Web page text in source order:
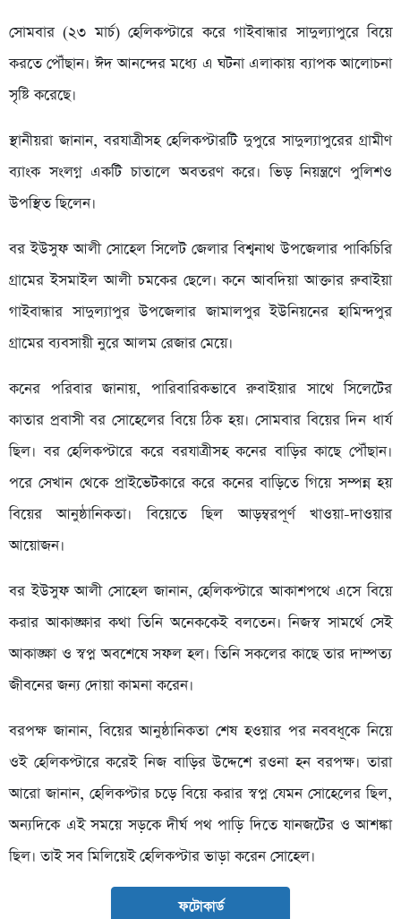
সোমবার (২৩ মার্চ) হেলিকপ্টারে করে গাইবান্ধার সাদুল্যাপুরে বিয়ে
করতে পৌঁছান। ঈদ আনন্দের মধ্যে এ ঘটনা এলাকায় ব্যাপক আলোচনা
সৃষ্টি করেছে।
স্থানীয়রা জানান, বরযাত্রীসহ হেলিকপ্টারটি দুপুরে সাদুল্যাপুরের গ্রামীণ
ব্যাংক সংলগ্ন একটি চাতালে অবতরণ করে। ভিড় নিয়ন্ত্রণে পুলিশও
উপস্থিত ছিলেন।
বর ইউসুফ আলী সোহেল সিলেট জেলার বিশ্বনাথ উপজেলার পাকিচিরি
গ্রামের ইসমাইল আলী চমকের ছেলে। কনে আবদিয়া আক্তার রুবাইয়া
গাইবান্ধার সাদুল্যাপুর উপজেলার জামালপুর ইউনিয়নের হামিন্দপুর
গ্রামের ব্যবসায়ী নুরে আলম রেজার মেয়ে।
কনের পরিবার জানায়, পারিবারিকভাবে রুবাইয়ার সাথে সিলেটের
কাতার প্রবাসী বর সোহেলের বিয়ে ঠিক হয়। সোমবার বিয়ের দিন ধার্য
ছিল। বর হেলিকপ্টারে করে বরযাত্রীসহ কনের বাড়ির কাছে পৌঁছান।
পরে সেখান থেকে প্রাইভেটকারে করে কনের বাড়িতে গিয়ে সম্পন্ন হয়
বিয়ের আনুষ্ঠানিকতা। বিয়েতে ছিল আড়ম্বরপূর্ণ খাওয়া-দাওয়ার
আয়োজন।
বর ইউসুফ আলী সোহেল জানান, হেলিকপ্টারে আকাশপথে এসে বিয়ে
করার আকাঙ্ক্ষার কথা তিনি অনেককেই বলতেন। নিজস্ব সামর্থে সেই
আকাঙ্ক্ষা ও স্বপ্ন অবশেষে সফল হল। তিনি সকলের কাছে তার দাম্পত্য
জীবনের জন্য দোয়া কামনা করেন।
বরপক্ষ জানান, বিয়ের আনুষ্ঠানিকতা শেষ হওয়ার পর নববধূকে নিয়ে
ওই হেলিকপ্টারে করেই নিজ বাড়ির উদ্দেশে রওনা হন বরপক্ষ। তারা
আরো জানান, হেলিকপ্টার চড়ে বিয়ে করার স্বপ্ন যেমন সোহেলের ছিল,
অন্যদিকে এই সময়ে সড়কে দীর্ঘ পথ পাড়ি দিতে যানজটের ও আশঙ্কা
ছিল। তাই সব মিলিয়েই হেলিকপ্টার ভাড়া করেন সোহেল।
ফটোকার্ড